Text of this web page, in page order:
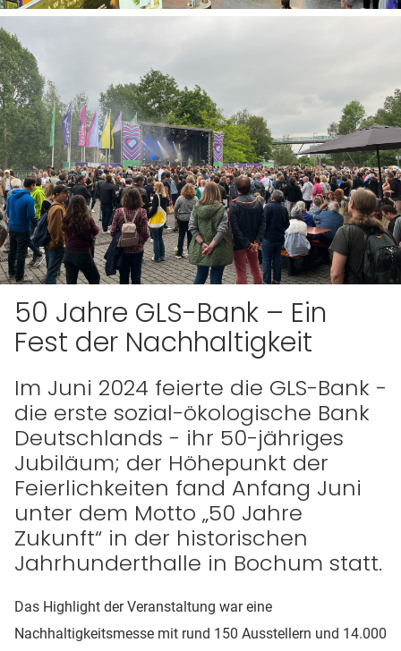
50 Jahre GLS-Bank – Ein
Fest der Nachhaltigkeit
Im Juni 2024 feierte die GLS-Bank -
die erste sozial-ökologische Bank
Deutschlands - ihr 50-jähriges
Jubiläum; der Höhepunkt der
Feierlichkeiten fand Anfang Juni
unter dem Motto „50 Jahre
Zukunft“ in der historischen
Jahrhunderthalle in Bochum statt.
Das Highlight der Veranstaltung war eine
Nachhaltigkeitsmesse mit rund 150 Ausstellern und 14.000